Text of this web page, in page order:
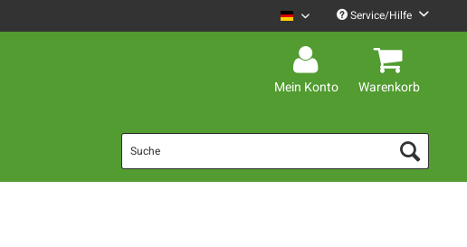
Mario Barth Deutsch
Service/Hilfe
Mein Konto Warenkorb